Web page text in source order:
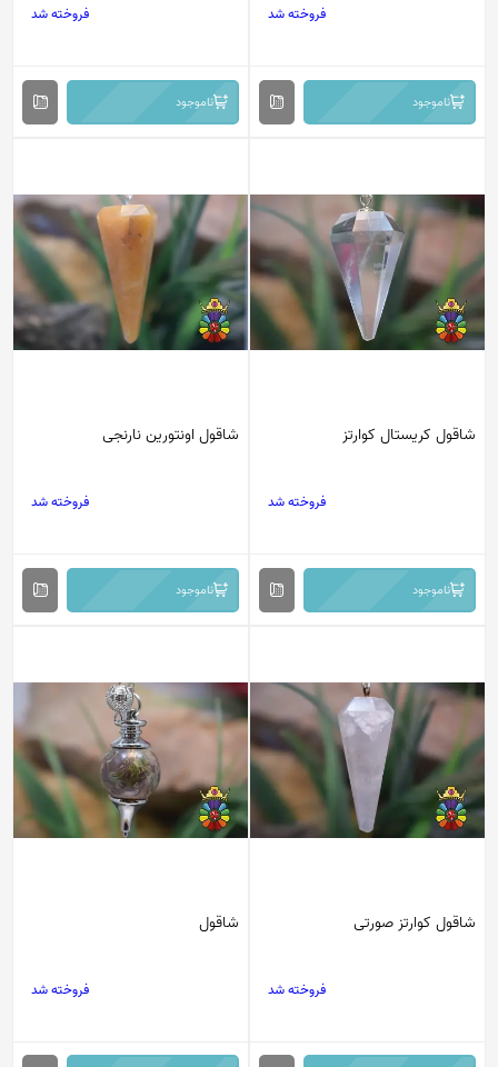
فروخته شد
ناموجود
فروخته شد
ناموجود
شاقول کریستال کوارتز
فروخته شد
ناموجود
شاقول اونتورین نارنجی
فروخته شد
ناموجود
شاقول کوارتز صورتی
فروخته شد
شاقول
فروخته شد